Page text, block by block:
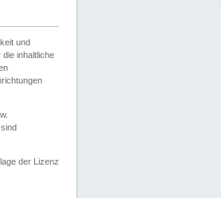
und
inhaltliche
der Lizenz